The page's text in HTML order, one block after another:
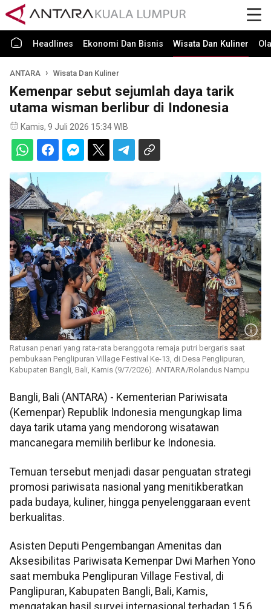
Headlines Ekonomi Dan Bisnis Wisata Dan Kuliner
ANTARA Wisata Dan Kuliner
Kemenpar sebut sejumlah daya tarik
utama wisman berlibur di Indonesia
Kamis, 9 Juli 2026 15:34 WIB
Ratusan penari yang rata-rata beranggota remaja putri bergaris saat
pembukaan Penglipuran Village Festival Ke-13, di Desa Penglipuran,
Kabupaten Bangli, Bali, Kamis (9/7/2026). ANTARA/Rolandus Nampu
Bangli, Bali (ANTARA) - Kementerian Pariwisata
(Kemenpar) Republik Indonesia mengungkap lima
daya tarik utama yang mendorong wisatawan
mancanegara memilih berlibur ke Indonesia.
Temuan tersebut menjadi dasar penguatan strategi
promosi pariwisata nasional yang menitikberatkan
pada budaya, kuliner, hingga penyelenggaraan event
berkualitas.
Asisten Deputi Pengembangan Amenitas dan
Aksesibilitas Pariwisata Kemenpar Dwi Marhen Yono
saat membuka Penglipuran Village Festival, di
Panglipuran, Kabupaten Bangli, Bali, Kamis,